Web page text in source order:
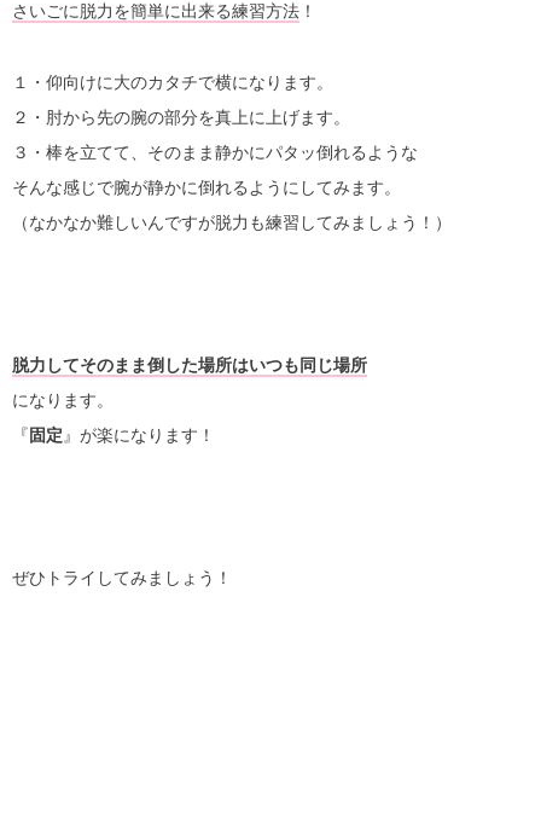
さいごに脱力を簡単に出来る練習方法 ！
１・仰向けに大のカタチで横になります。
２・肘から先の腕の部分を真上に上げます。
３・棒を立てて、そのまま静かにパタッ倒れるような
そんな感じで腕が静かに倒れるようにしてみます。
（なかなか難しいんですが脱力も練習してみましょう！）
脱力してそのまま倒した場所はいつも同じ場所
になります。
『固定 』が楽になります！
ぜひトライしてみましょう！